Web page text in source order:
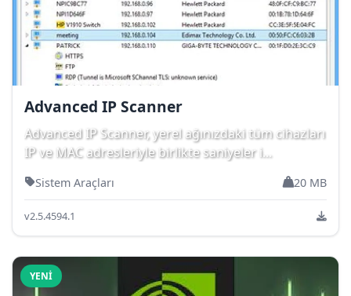
Advanced IP Scanner
Advanced IP Scanner, yerel ağınızdaki tüm cihazları
IP ve MAC adresleriyle birlikte saniyeler i...
Sistem Araçları 20 MB
v2.5.4594.1
YENI